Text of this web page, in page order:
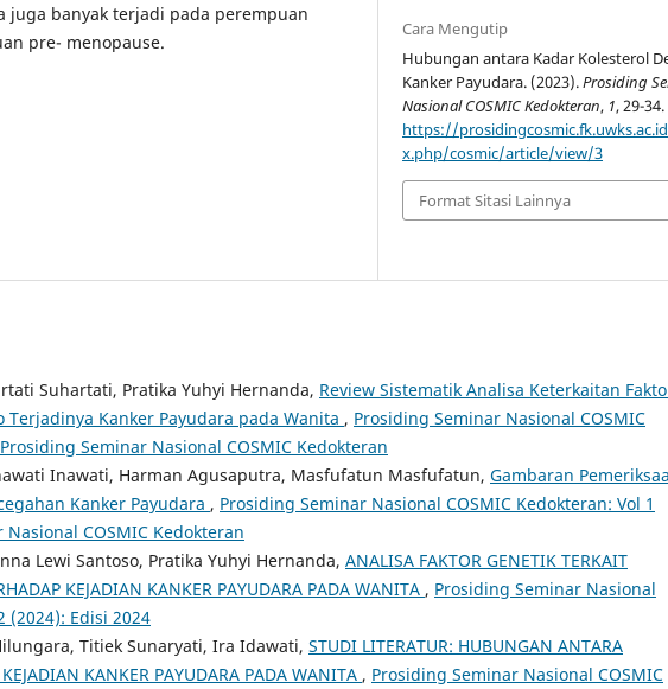
juga banyak terjadi pada perempuan
pre- menopause.
Cara Mengutip
Hubungan antara Kadar Kolesterol
Kanker Payudara. (2023).Prosiding
Nasional COSMIC Kedokteran, 1, 29-34.
https://
x.php/cosmic/article/view/3
Format Sitasi Lainnya
Suhartati, Pratika Yuhyi Hernanda, Review Sistematik Analisa Keterkaitan
Kanker Payudara pada Wanita , Prosiding Seminar Nasional COSMIC
Seminar Nasional COSMIC Kedokteran
Inawati, Harman Agusaputra, Masfufatun Masfufatun, Gambaran
Kanker Payudara , Prosiding Seminar Nasional COSMIC Kedokteran: Vol 1
COSMIC Kedokteran
Lewi Santoso, Pratika Yuhyi Hernanda, ANALISA FAKTOR GENETIK TERKAIT
KEJADIAN KANKER PAYUDARA PADA WANITA , Prosiding Seminar Nasional
(2024): Edisi 2024
Titiek Sunaryati, Ira Idawati, STUDI LITERATUR: HUBUNGAN ANTARA
KANKER PAYUDARA PADA WANITA , Prosiding Seminar Nasional COSMIC